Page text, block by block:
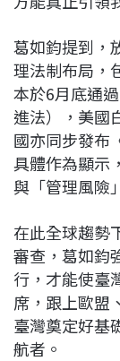
葛如鈞提到，
理法制布局，
本於6月底通
進法），美國
國亦同步發布
具體作為顯示
與「管理風險
在此全球趨勢
審查，葛如鈞
行，才能使臺
席，跟上歐盟
臺灣奠定好基
航者。